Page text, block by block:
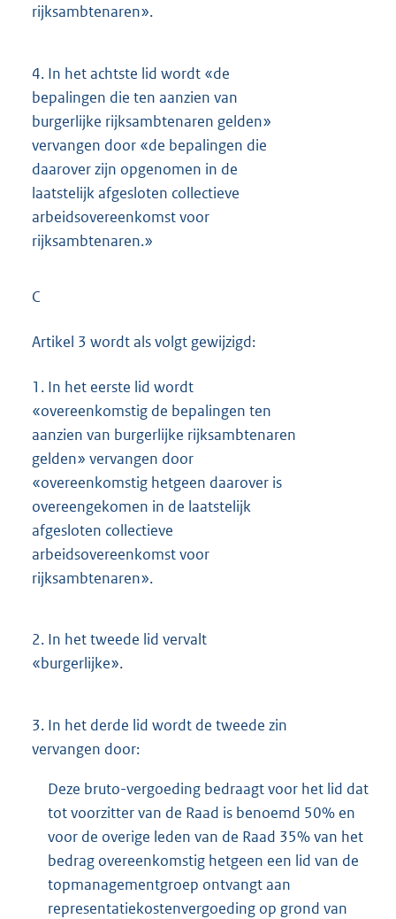
rijksambtenaren».
4. In het achtste lid wordt «de
bepalingen die ten aanzien van
burgerlijke rijksambtenaren gelden»
vervangen door «de bepalingen die
daarover zijn opgenomen in de
laatstelijk afgesloten collectieve
arbeidsovereenkomst voor
rijksambtenaren.»
C
Artikel 3 wordt als volgt gewijzigd:
1. In het eerste lid wordt
«overeenkomstig de bepalingen ten
aanzien van burgerlijke rijksambtenaren
gelden» vervangen door
«overeenkomstig hetgeen daarover is
overeengekomen in de laatstelijk
afgesloten collectieve
arbeidsovereenkomst voor
rijksambtenaren».
2. In het tweede lid vervalt
«burgerlijke».
3. In het derde lid wordt de tweede zin
vervangen door:
Deze bruto-vergoeding bedraagt voor het lid dat
tot voorzitter van de Raad is benoemd 50% en
voor de overige leden van de Raad 35% van het
bedrag overeenkomstig hetgeen een lid van de
topmanagementgroep ontvangt aan
representatiekostenvergoeding op grond van